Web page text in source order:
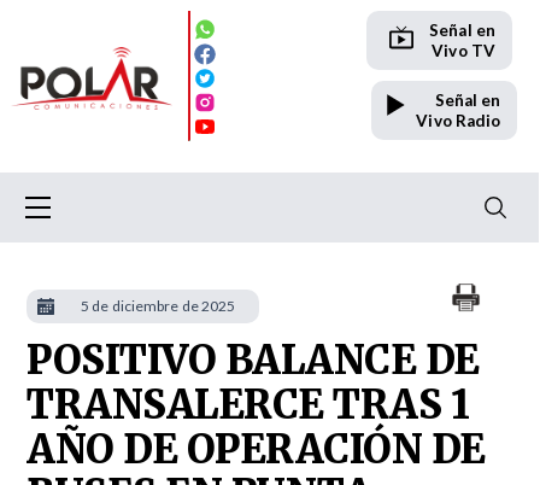
Señal en
Vivo TV
Señal en
Vivo Radio
POSITIVO BALANCE DE
TRANSALERCE TRAS 1
AÑO DE OPERACIÓN DE
5 de diciembre de 2025